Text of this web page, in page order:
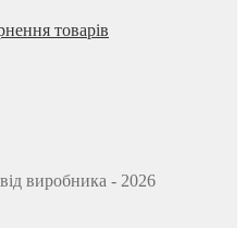
товарів
виробника - 2026